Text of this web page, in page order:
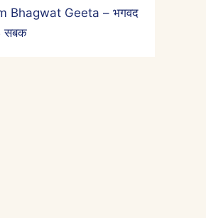
Bhagwat Geeta – भगवद
सबक